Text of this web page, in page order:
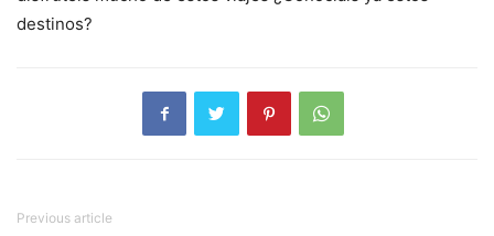
destinos?
Previous article